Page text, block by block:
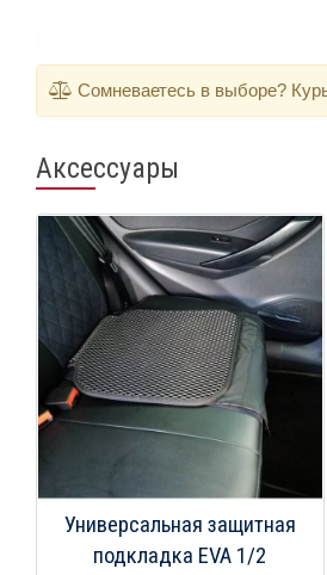
Сомневаетесь в выборе?
Аксессуары
Универсальная защитная
подкладка EVA 1/2